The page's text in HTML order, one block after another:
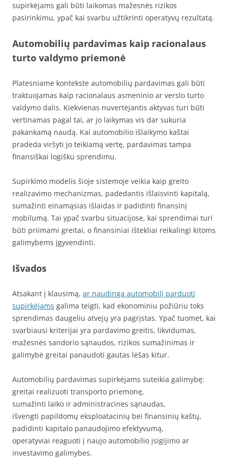
supirkėjams gali būti laikomas mažesnės rizikos
pasirinkimu, ypač kai svarbu užtikrinti operatyvų rezultatą.
Automobilių pardavimas kaip racionalaus
turto valdymo priemonė
Platesniame kontekste automobilių pardavimas gali būti
traktuojamas kaip racionalaus asmeninio ar verslo turto
valdymo dalis. Kiekvienas nuvertėjantis aktyvas turi būti
vertinamas pagal tai, ar jo laikymas vis dar sukuria
pakankamą naudą. Kai automobilio išlaikymo kaštai
pradeda viršyti jo teikiamą vertę, pardavimas tampa
finansiškai logišku sprendimu.
Supirkimo modelis šioje sistemoje veikia kaip greito
realizavimo mechanizmas, padedantis išlaisvinti kapitalą,
sumažinti einamąsias išlaidas ir padidinti finansinį
mobilumą. Tai ypač svarbu situacijose, kai sprendimai turi
būti priimami greitai, o finansiniai ištekliai reikalingi kitoms
galimybėms įgyvendinti.
Išvados
Atsakant į klausimą, ar naudinga automobilį parduoti
supirkėjams galima teigti, kad ekonominiu požiūriu toks
sprendimas daugeliu atvejų yra pagrįstas. Ypač tuomet, kai
svarbiausi kriterijai yra pardavimo greitis, likvidumas,
mažesnės sandorio sąnaudos, rizikos sumažinimas ir
galimybė greitai panaudoti gautas lėšas kitur.
Automobilių pardavimas supirkėjams suteikia galimybę:
greitai realizuoti transporto priemonę,
sumažinti laiko ir administracines sąnaudas,
išvengti papildomų eksploatacinių bei finansinių kaštų,
padidinti kapitalo panaudojimo efektyvumą,
operatyviai reaguoti į naujo automobilio įsigijimo ar
investavimo galimybes.